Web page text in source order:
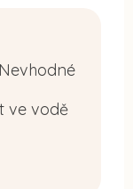
ve vodě